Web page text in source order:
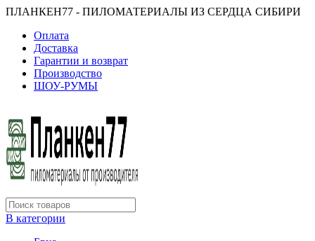
ПЛАНКЕН77 - ПИЛОМАТЕРИАЛЫ ИЗ СЕРДЦА СИБИРИ
Оплата
Доставка
Гарантии и возврат
Производство
ШОУ-РУМЫ
В категории